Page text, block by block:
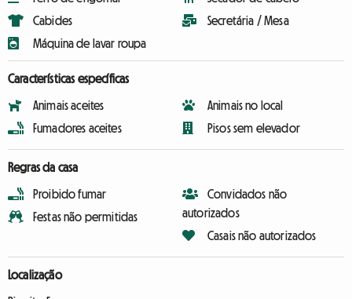
Cabides
Máquina de lavar roupa
Secretária / Mesa
Características específicas
Animais aceites
Fumadores aceites
Animais no local
Pisos sem elevador
Regras da casa
Proibido fumar
Festas não permitidas
Convidados não
autorizados
Casais não autorizados
Localização